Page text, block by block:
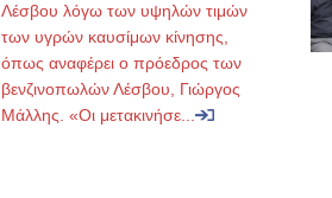
Λέσβου λόγω των υψηλών τιμών
των υγρών καυσίμων κίνησης,
όπως αναφέρει ο πρόεδρος των
βενζινοπωλών Λέσβου, Γιώργος
Μάλλης. «Οι μετακινήσε...